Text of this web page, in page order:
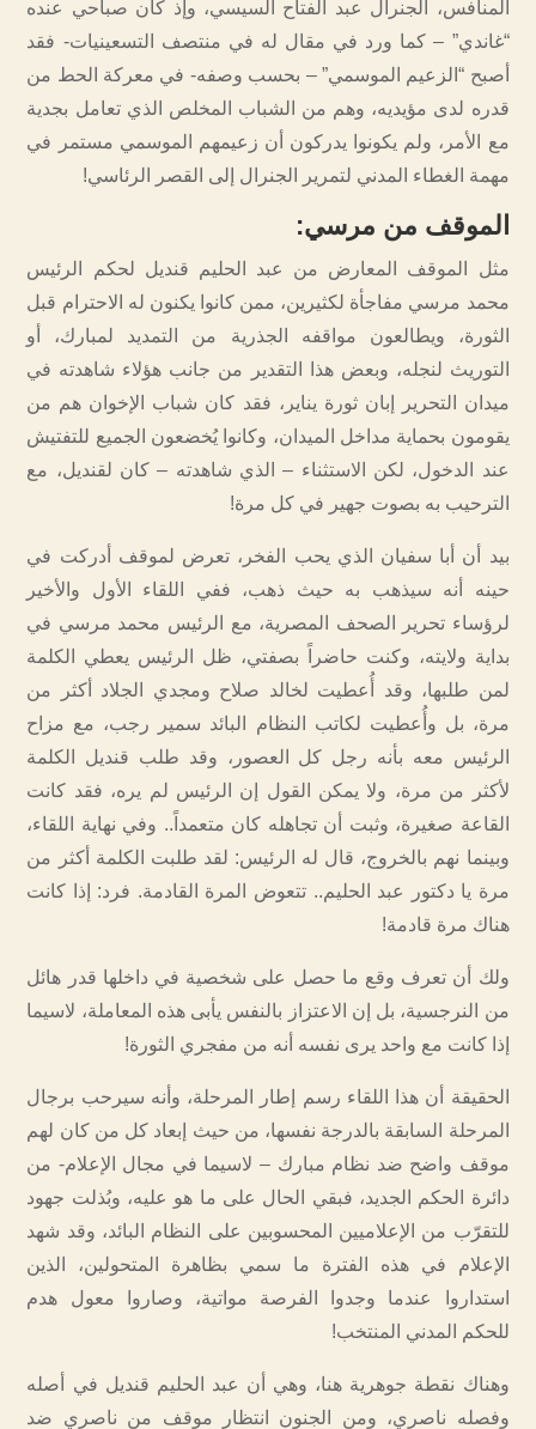
المنافس، الجنرال عبد الفتاح السيسي، وإذ كان صباحي عنده
“غاندي” – كما ورد في مقال له في منتصف التسعينيات- فقد
أصبح “الزعيم الموسمي” – بحسب وصفه- في معركة الحط من
قدره لدى مؤيديه، وهم من الشباب المخلص الذي تعامل بجدية
مع الأمر، ولم يكونوا يدركون أن زعيمهم الموسمي مستمر في
مهمة الغطاء المدني لتمرير الجنرال إلى القصر الرئاسي!
الموقف من مرسي:
مثل الموقف المعارض من عبد الحليم قنديل لحكم الرئيس
محمد مرسي مفاجأة لكثيرين، ممن كانوا يكنون له الاحترام قبل
الثورة، ويطالعون مواقفه الجذرية من التمديد لمبارك، أو
التوريث لنجله، وبعض هذا التقدير من جانب هؤلاء شاهدته في
ميدان التحرير إبان ثورة يناير، فقد كان شباب الإخوان هم من
يقومون بحماية مداخل الميدان، وكانوا يُخضعون الجميع للتفتيش
عند الدخول، لكن الاستثناء – الذي شاهدته – كان لقنديل، مع
الترحيب به بصوت جهير في كل مرة!
بيد أن أبا سفيان الذي يحب الفخر، تعرض لموقف أدركت في
حينه أنه سيذهب به حيث ذهب، ففي اللقاء الأول والأخير
لرؤساء تحرير الصحف المصرية، مع الرئيس محمد مرسي في
بداية ولايته، وكنت حاضراً بصفتي، ظل الرئيس يعطي الكلمة
لمن طلبها، وقد أُعطيت لخالد صلاح ومجدي الجلاد أكثر من
مرة، بل وأُعطيت لكاتب النظام البائد سمير رجب، مع مزاح
الرئيس معه بأنه رجل كل العصور، وقد طلب قنديل الكلمة
لأكثر من مرة، ولا يمكن القول إن الرئيس لم يره، فقد كانت
القاعة صغيرة، وثبت أن تجاهله كان متعمداً.. وفي نهاية اللقاء،
وبينما نهم بالخروج، قال له الرئيس: لقد طلبت الكلمة أكثر من
مرة يا دكتور عبد الحليم.. تتعوض المرة القادمة. فرد: إذا كانت
هناك مرة قادمة!
ولك أن تعرف وقع ما حصل على شخصية في داخلها قدر هائل
من النرجسية، بل إن الاعتزاز بالنفس يأبى هذه المعاملة، لاسيما
إذا كانت مع واحد يرى نفسه أنه من مفجري الثورة!
الحقيقة أن هذا اللقاء رسم إطار المرحلة، وأنه سيرحب برجال
المرحلة السابقة بالدرجة نفسها، من حيث إبعاد كل من كان لهم
موقف واضح ضد نظام مبارك – لاسيما في مجال الإعلام- من
دائرة الحكم الجديد، فبقي الحال على ما هو عليه، وبُذلت جهود
للتقرّب من الإعلاميين المحسوبين على النظام البائد، وقد شهد
الإعلام في هذه الفترة ما سمي بظاهرة المتحولين، الذين
استداروا عندما وجدوا الفرصة مواتية، وصاروا معول هدم
للحكم المدني المنتخب!
وهناك نقطة جوهرية هنا، وهي أن عبد الحليم قنديل في أصله
وفصله ناصري، ومن الجنون انتظار موقف من ناصري ضد